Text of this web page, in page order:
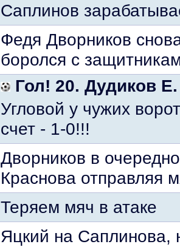
Саплинов
Федя Дворников
боролся с
Гол! 20. Дудиков Е.
Угловой у чужих
счет - 1-0!!!
Дворников в
Краснова отправляя
Теряем мяч в атаке
Яцкий на Саплинова,